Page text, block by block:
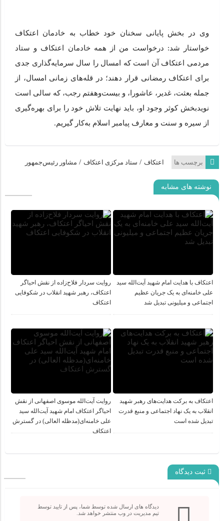
وی در بخش پایانی سخنان خود خطاب به خادمان اعتکاف
خواستار شد: درخواست من از همه خادمان اعتکاف و ستاد
مردمی اعتکاف آن است که امسال را سال سرمایه‌گذاری جدی
برای اعتکاف رمضانی قرار دهند؛ در قله‌های زمانی امسال، از
جمله بعثت، غدیر، عاشورا، و بیست‌و‌هفتم رجب، که سالی است
نویدبخش کوثر وجود او، باید نهایت تلاش خود را برای بهره‌گیری
از سیره و سنت و معارف پیامبر اسلام به‌کار گیریم.
برچسب ها اعتکاف / ستاد مرکزی اعتکاف / مشاور رئیس‌جمهور
نوشته های مشابه
اعتکاف با هدایت امام شهید آیت‌الله سید
علی خامنه‌ای به یک جریان عظیم
اجتماعی و میلیونی تبدیل شد
روایت سردار فلاح‌زاده از نقش احیاگر
اعتکاف، رهبر شهید انقلاب در شکوفایی
اعتکاف
اعتکاف به برکت هدایت‌های رهبر شهید
انقلاب به یک نهاد اجتماعی و منبع قدرت
تبدیل شده است
روایت آیت‌الله موسوی اصفهانی از نقش
احیاگر اعتکاف امام شهید آیت‌الله سید
علی خامنه‌ای(مدظله العالی) در گسترش
اعتکاف
ثبت دیدگاه
دیدگاه های ارسال شده توسط شما، پس از تایید توسط
تیم مدیریت در وب منتشر خواهد شد.